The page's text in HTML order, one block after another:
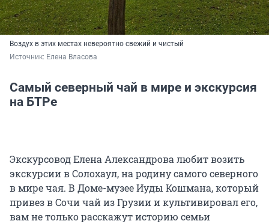
Воздух в этих местах невероятно свежий и чистый
Источник: Елена Власова
Самый северный чай в мире и экскурсия
на БТРе
Экскурсовод Елена Александрова любит возить
экскурсии в Солохаул, на родину самого северного
в мире чая. В Доме-музее Иуды Кошмана, который
привез в Сочи чай из Грузии и культивировал его,
вам не только расскажут историю семьи